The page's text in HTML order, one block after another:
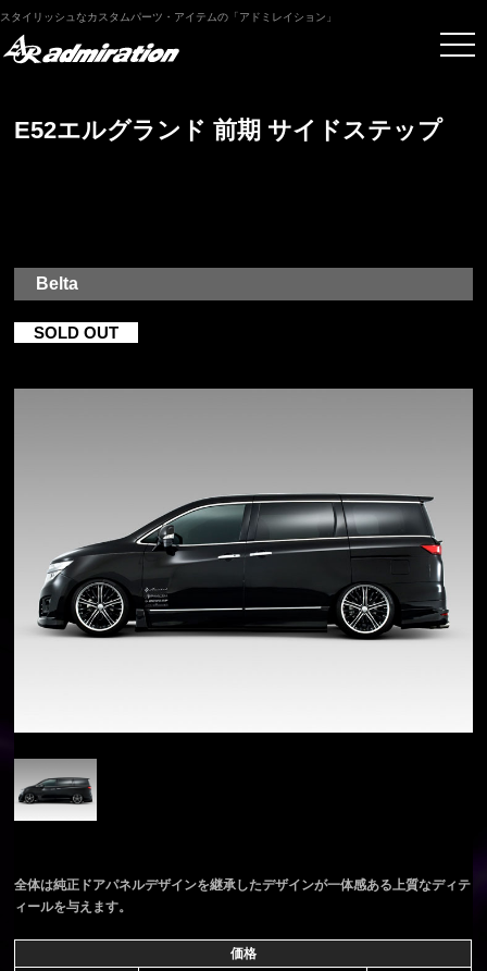
スタイリッシュなカスタムパーツ・アイテムの「アドミレイション」
E52エルグランド 前期 サイドステップ
Belta
SOLD OUT
全体は純正ドアパネルデザインを継承したデザインが一体感ある上質なディテ
ィールを与えます。
価格